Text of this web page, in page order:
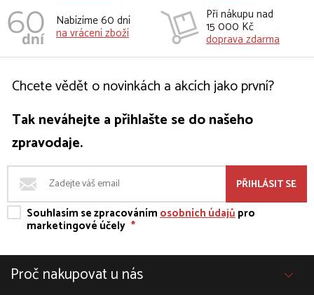
Nabízíme 60 dní
na vrácení zboží
Při nákupu nad
15 000 Kč
doprava zdarma
Chcete vědět o novinkách a akcích jako první?
Tak neváhejte a přihlašte se do našeho
zpravodaje.
PŘIHLÁSIT SE
Souhlasím se zpracovánímosobních údajůpro
marketingové účely *
Proč nakupovat u nás